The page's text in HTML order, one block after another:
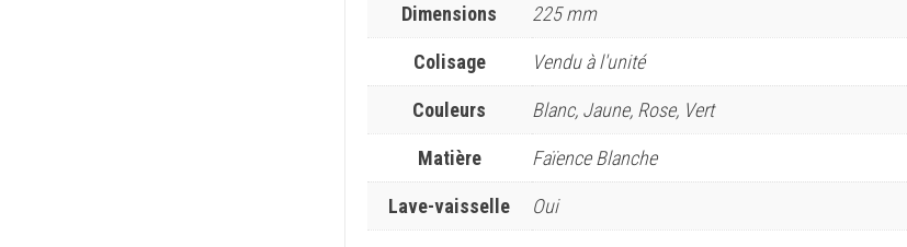
Dimensions 225 mm
Colisage Vendu à l'unité
Couleurs Blanc, Jaune, Rose, Vert
Matière Faïence Blanche
Lave-vaisselle Oui